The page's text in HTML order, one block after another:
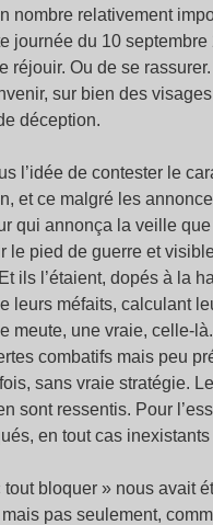
nombre relativement
journée du 10
réjouir. Ou de se
sur bien des
déception.
l’idée de contester le
et ce malgré les
qui annonça la veille
le pied de guerre et
ils l’étaient, dopés à la
leurs méfaits, calculant
meute, une vraie, celle-
combatifs mais peu
sans vraie stratégie.
sont ressentis. Pour
en tout cas
tout bloquer » nous avait
pas seulement,